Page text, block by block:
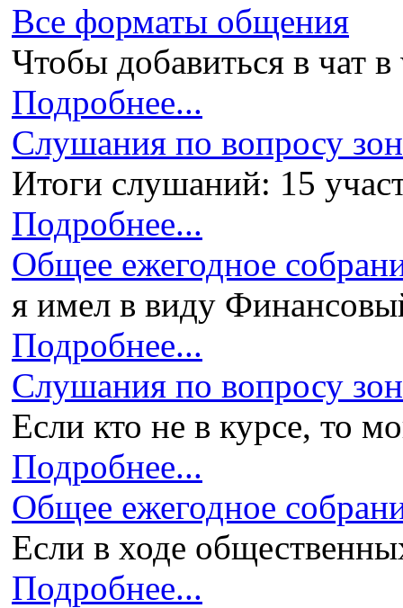
Все форматы общения
Чтобы добавиться в чат
Подробнее...
Слушания по вопросу
Итоги слушаний: 15
Подробнее...
Общее ежегодное
я имел в виду
Подробнее...
Слушания по вопросу
Если кто не в курсе, то
Подробнее...
Общее ежегодное
Если в ходе
Подробнее...